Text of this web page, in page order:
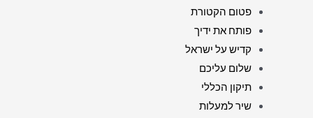
פטום הקטורת
פותח את ידיך
קדיש על ישראל
שלום עליכם
תיקון הכללי
שיר למעלות